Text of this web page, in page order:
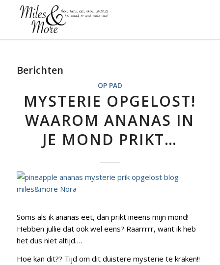
Berichten
OP PAD
MYSTERIE OPGELOST!
WAAROM ANANAS IN
JE MOND PRIKT…
Soms als ik ananas eet, dan prikt ineens mijn mond!
Hebben jullie dat ook wel eens? Raarrrrr, want ik heb
het dus niet altijd….
Hoe kan dit?? Tijd om dit duistere mysterie te kraken!!